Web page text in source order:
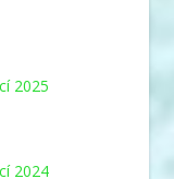
2025
2024